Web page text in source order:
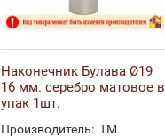
Наконечник Булава Ø19
16 мм. серебро матовое в
упак 1шт.
Производитель: ТМ